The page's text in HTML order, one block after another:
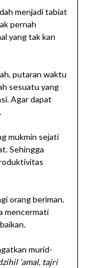
menjadi tabiat
pernah
yang tak kan
putaran waktu
sesuatu yang
Agar dapat
mukmin sejati
Sehingga
orang beriman.
mencermati
murid-
‘amal, tajri